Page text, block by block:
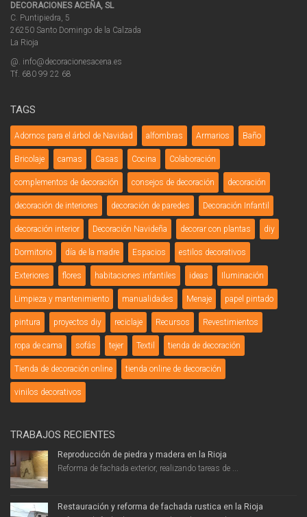
DECORACIONES ACEÑA, SL
C. Puntipiedra, 5
26250 Santo Domingo de la Calzada
La Rioja
@. info@decoracionesacena.es
Tf. 680 99 22 68
TAGS
Adornos para el árbol de Navidad alfombras Armarios Baño
Bricolaje camas Casas Cocina Colaboración
complementos de decoración consejos de decoración decoración
decoración de interiores decoración de paredes Decoración Infantil
decoración interior Decoración Navideña decorar con plantas diy
Dormitorio día de la madre Espacios estilos decorativos
Exteriores flores habitaciones infantiles ideas Iluminación
Limpieza y mantenimiento manualidades Menaje papel pintado
pintura proyectos diy reciclaje Recursos Revestimientos
ropa de cama sofás tejer Textil tienda de decoración
Tienda de decoración online tienda online de decoración
vinilos decorativos
TRABAJOS RECIENTES
Reproducción de piedra y madera en la Rioja
Reforma de fachada exterior, realizando tareas de ...
Restauración y reforma de fachada rustica en la Rioja